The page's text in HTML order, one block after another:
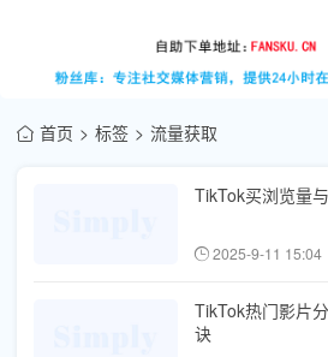
首页 标签 流量获取
TikTok买浏览量
2025-9-11 15:04
TikTok热门影片
诀